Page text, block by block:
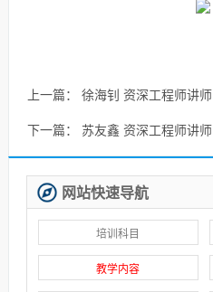
上一篇： 徐海钊 资深工程师讲师
下一篇： 苏友鑫 资深工程师讲师
网站快速导航
培训科目
教学内容